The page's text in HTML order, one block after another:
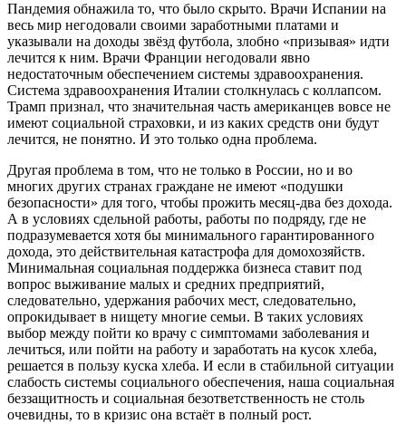
Пандемия обнажила то, что было скрыто. Врачи Испании на
весь мир негодовали своими заработными платами и
указывали на доходы звёзд футбола, злобно «призывая» идти
лечится к ним. Врачи Франции негодовали явно
недостаточным обеспечением системы здравоохранения.
Система здравоохранения Италии столкнулась с коллапсом.
Трамп признал, что значительная часть американцев вовсе не
имеют социальной страховки, и из каких средств они будут
лечится, не понятно. И это только одна проблема.
Другая проблема в том, что не только в России, но и во
многих других странах граждане не имеют «подушки
безопасности» для того, чтобы прожить месяц-два без дохода.
А в условиях сдельной работы, работы по подряду, где не
подразумевается хотя бы минимального гарантированного
дохода, это действительная катастрофа для домохозяйств.
Минимальная социальная поддержка бизнеса ставит под
вопрос выживание малых и средних предприятий,
следовательно, удержания рабочих мест, следовательно,
опрокидывает в нищету многие семьи. В таких условиях
выбор между пойти ко врачу с симптомами заболевания и
лечиться, или пойти на работу и заработать на кусок хлеба,
решается в пользу куска хлеба. И если в стабильной ситуации
слабость системы социального обеспечения, наша социальная
беззащитность и социальная безответственность не столь
очевидны, то в кризис она встаёт в полный рост.